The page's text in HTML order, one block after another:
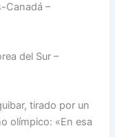
Canadá –
del Sur –
tirado por un
olímpico: «En esa